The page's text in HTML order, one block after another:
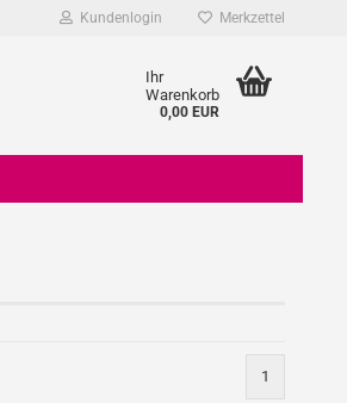
Kundenlogin Merkzettel
Ihr
Warenkorb
0,00 EUR
1